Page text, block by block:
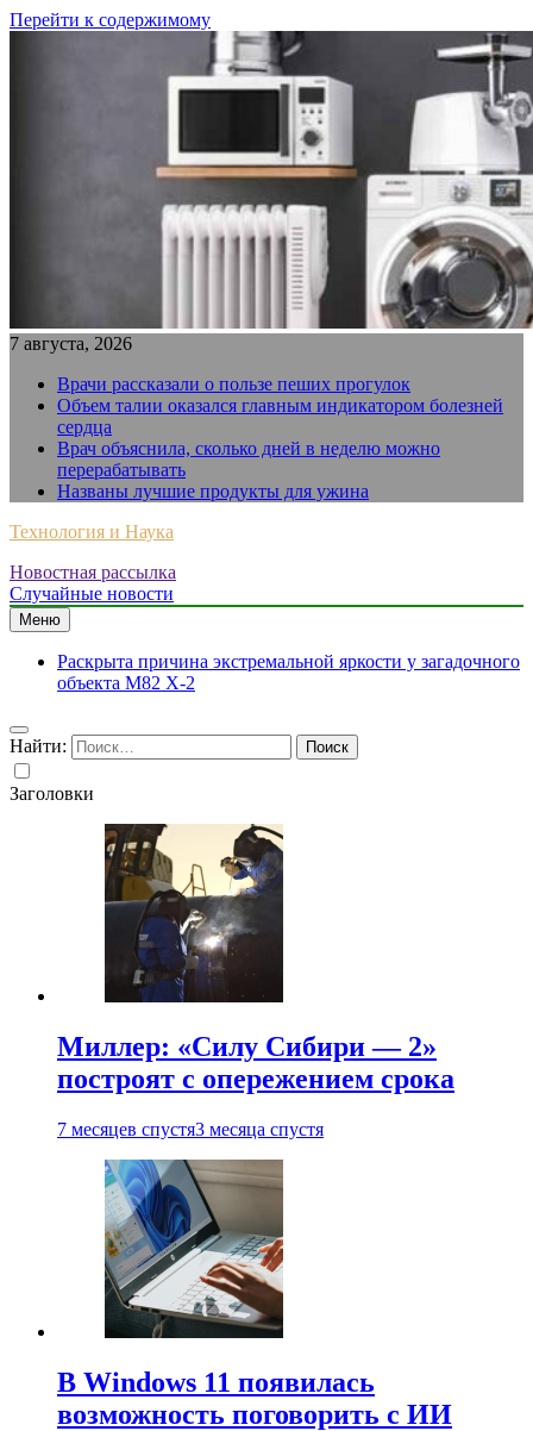
Перейти к содержимому
7 августа, 2026
Врачи рассказали о пользе пеших прогулок
Объем талии оказался главным индикатором болезней
сердца
Врач объяснила, сколько дней в неделю можно
перерабатывать
Названы лучшие продукты для ужина
Технология и Наука
Новостная рассылка
Случайные новости
Меню
Раскрыта причина экстремальной яркости у загадочного
объекта M82 X-2
Найти:
Заголовки
Миллер: «Силу Сибири — 2»
построят с опережением срока
7 месяцев спустя3 месяца спустя
В Windows 11 появилась
возможность поговорить с ИИ